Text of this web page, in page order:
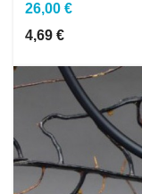
26,00 €
4,69 €